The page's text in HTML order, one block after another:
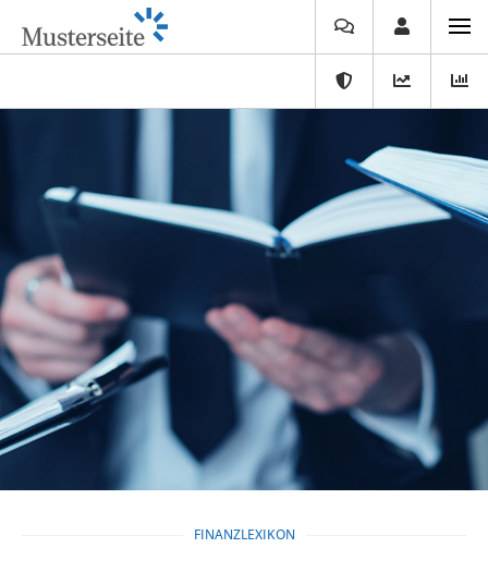
FINANZLEXIKON